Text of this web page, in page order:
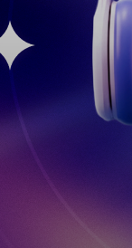
работы
учетом